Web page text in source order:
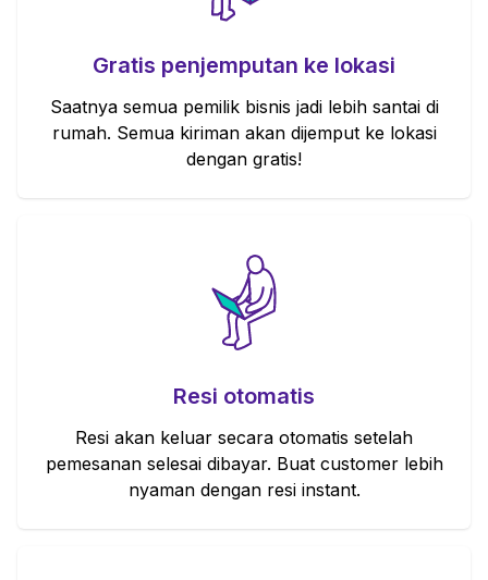
Gratis penjemputan ke lokasi
Saatnya semua pemilik bisnis jadi lebih santai di
rumah. Semua kiriman akan dijemput ke lokasi
dengan gratis!
Resi otomatis
Resi akan keluar secara otomatis setelah
pemesanan selesai dibayar. Buat customer lebih
nyaman dengan resi instant.